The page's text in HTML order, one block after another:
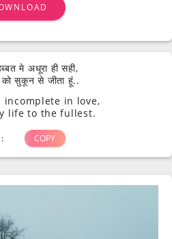
मे अधूरा ही सही,
को सुकून से जीता हूं..
incomplete in love,
life to the fullest.
COPY